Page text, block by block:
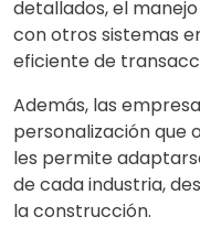
detallados, el
con otros sistemas
eficiente de
Además, las
personalización que
les permite
de cada industria,
la construcción.